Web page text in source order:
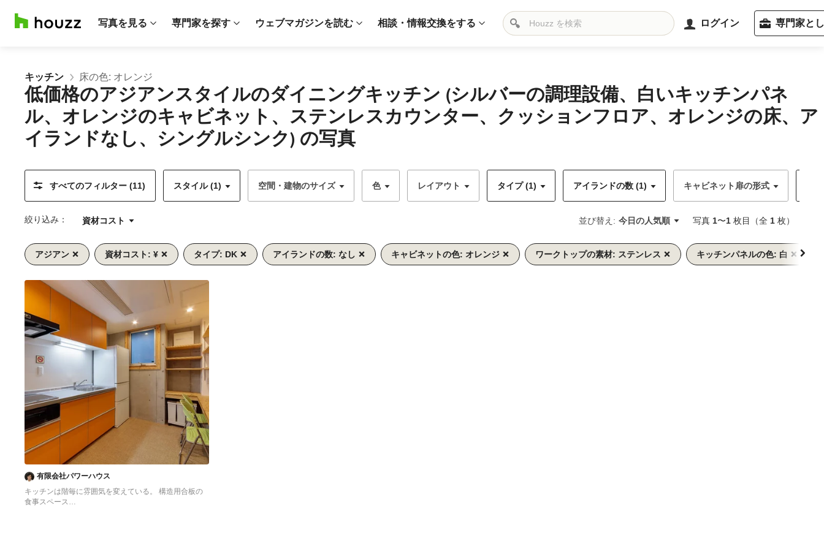
写真を見る 専門家を探す ウェブマガジンを読む 相談・情報交換をする ログイン 専門家と
キッチン 床の色: オレンジ
低価格のアジアンスタイルのダイニングキッチン (シルバーの調理設備、白いキッチンパネ
ル、オレンジのキャビネット、ステンレスカウンター、クッションフロア、オレンジの床、ア
イランドなし、シングルシンク) の写真
すべてのフィルター (11) スタイル (1) 空間・建物のサイズ 色 レイアウト タイプ (1) アイランドの数 (1) キャビネット扉の形式
絞り込み： 資材コスト 並び替え: 今日の人気順 写真 1〜1 枚目（全 1 枚）
アジアン 資材コスト: ¥ タイプ: DK アイランドの数: なし キャビネットの色: オレンジ ワークトップの素材: ステンレス キッチンパネルの色: 白
へ
へ
有限会社パワーハウス
キッチンは階毎に雰囲気を変えている。 構造用合板の
食事スペース